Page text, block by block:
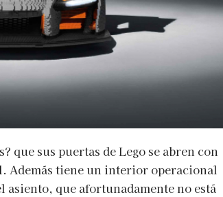
que sus puertas de Lego se abren con
Además tiene un interior operacional
asiento, que afortunadamente no está